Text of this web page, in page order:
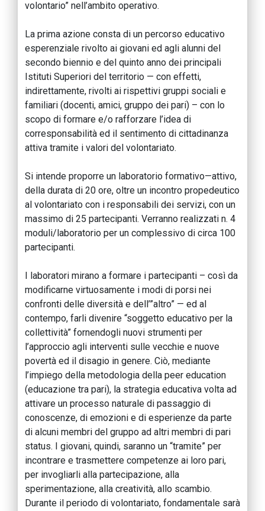
volontario” nell’ambito operativo.
La prima azione consta di un percorso educativo
esperenziale rivolto ai giovani ed agli alunni del
secondo biennio e del quinto anno dei principali
Istituti Superiori del territorio — con effetti,
indirettamente, rivolti ai rispettivi gruppi sociali e
familiari (docenti, amici, gruppo dei pari) – con lo
scopo di formare e/o rafforzare l’idea di
corresponsabilità ed il sentimento di cittadinanza
attiva tramite i valori del volontariato.
Si intende proporre un laboratorio formativo—attivo,
della durata di 20 ore, oltre un incontro propedeutico
al volontariato con i responsabili dei servizi, con un
massimo di 25 partecipanti. Verranno realizzati n. 4
moduli/laboratorio per un complessivo di circa 100
partecipanti.
I laboratori mirano a formare i partecipanti – così da
modificarne virtuosamente i modi di porsi nei
confronti delle diversità e dell’”altro” — ed al
contempo, farli divenire “soggetto educativo per la
collettività” fornendogli nuovi strumenti per
l’approccio agli interventi sulle vecchie e nuove
povertà ed il disagio in genere. Ciò, mediante
l’impiego della metodologia della peer education
(educazione tra pari), la strategia educativa volta ad
attivare un processo naturale di passaggio di
conoscenze, di emozioni e di esperienze da parte
di alcuni membri del gruppo ad altri membri di pari
status. I giovani, quindi, saranno un “tramite” per
incontrare e trasmettere competenze ai loro pari,
per invogliarli alla partecipazione, alla
sperimentazione, alla creatività, allo scambio.
Durante il periodo di volontariato, fondamentale sarà